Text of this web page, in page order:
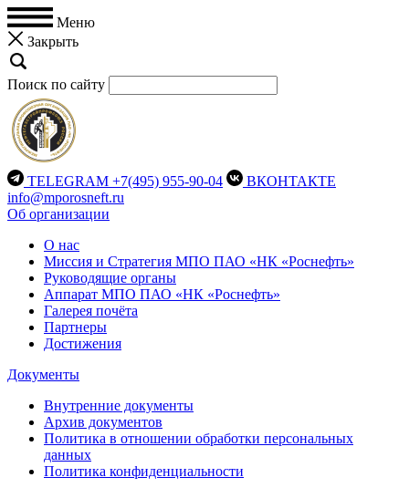
Меню
Закрыть
Поиск по сайту
TELEGRAM +7(495) 955-90-04
ВКОНТАКТЕ
info@mporosneft.ru
Об организации
О нас
Миссия и Стратегия МПО ПАО «НК «Роснефть»
Руководящие органы
Аппарат МПО ПАО «НК «Роснефть»
Галерея почёта
Партнеры
Достижения
Документы
Внутренние документы
Архив документов
Политика в отношении обработки персональных
данных
Политика конфиденциальности